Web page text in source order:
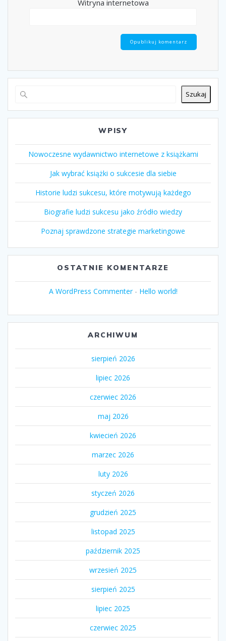
Witryna internetowa
Szukaj
WPISY
Nowoczesne wydawnictwo internetowe z książkami
Jak wybrać książki o sukcesie dla siebie
Historie ludzi sukcesu, które motywują każdego
Biografie ludzi sukcesu jako źródło wiedzy
Poznaj sprawdzone strategie marketingowe
OSTATNIE KOMENTARZE
A WordPress Commenter- Hello world!
ARCHIWUM
sierpień 2026
lipiec 2026
czerwiec 2026
maj 2026
kwiecień 2026
marzec 2026
luty 2026
styczeń 2026
grudzień 2025
listopad 2025
październik 2025
wrzesień 2025
sierpień 2025
lipiec 2025
czerwiec 2025